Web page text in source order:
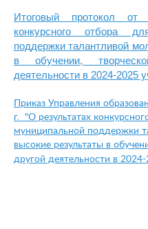
Итоговый протокол от
конкурсного отбора
поддержки талантливой
в обучении,
деятельности в 2024-2025
Приказ Управления
г. "О результатах
муниципальной поддержки
высокие результаты в
другой деятельности в